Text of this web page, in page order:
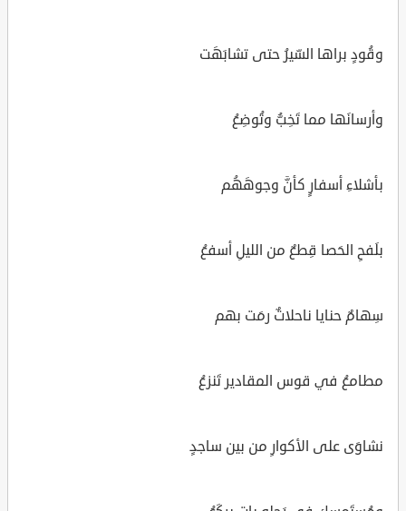
وقُودٍ براها السّيرُ حتى تشابَهَت
وأرسانَها مما تَخِبُّ وتُوضِعُ
بأشلاءِ أسفارٍ كأنَّ وجوهَهُم
بلَفحِ الحَصا قِطعٌ من الليلِ أسفعُ
سِهامٌ حنايا ناحلاتٌ رمَت بهم
مطامعُ في قوس المقادير تَنزعُ
نشاوَى على الأكوارِ من بين ساجدٍ